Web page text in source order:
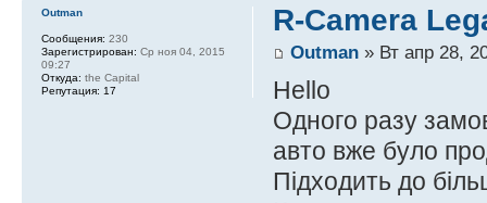
R-Camera
Outman» Вт апр 28,
Hello
Одного разу
авто вже було
Підходить до
Outman
Сообщения: 230
Зарегистрирован: Ср ноя 04, 2015
09:27
Откуда: the Capital
Репутация: 17